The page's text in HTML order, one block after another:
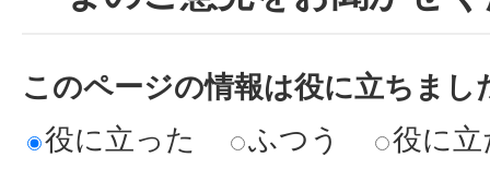
このページの情報は役に立ちまし
役に立った
ふつう 役に